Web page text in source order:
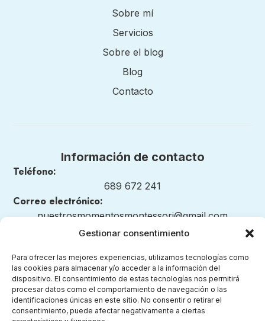
Gestionar consentimiento
Para ofrecer las mejores experiencias, utilizamos tecnologías como
las cookies para almacenar y/o acceder a la información del
dispositivo. El consentimiento de estas tecnologías nos permitirá
procesar datos como el comportamiento de navegación o las
identificaciones únicas en este sitio. No consentir o retirar el
consentimiento, puede afectar negativamente a ciertas
Sobre mí
Servicios
Sobre el blog
Blog
Contacto
Información de contacto
Teléfono:
689 672 241
Correo electrónico:
nuestrosmomentosmontessori@gmail.com
Legal
Aviso legal
Política de privacidad